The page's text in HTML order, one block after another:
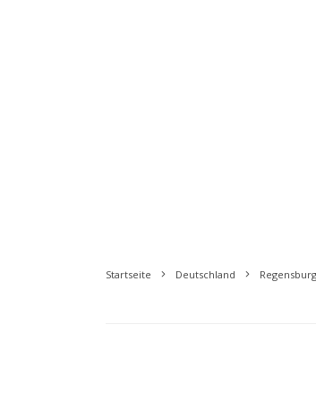
Startseite Deutschland Regensburg